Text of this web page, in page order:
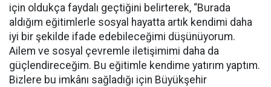
için oldukça faydalı geçtiğini belirterek, “Burada
aldığım eğitimlerle sosyal hayatta artık kendimi daha
iyi bir şekilde ifade edebileceğimi düşünüyorum.
Ailem ve sosyal çevremle iletişimimi daha da
güçlendireceğim. Bu eğitimle kendime yatırım yaptım.
Bizlere bu imkânı sağladığı için Büyükşehir